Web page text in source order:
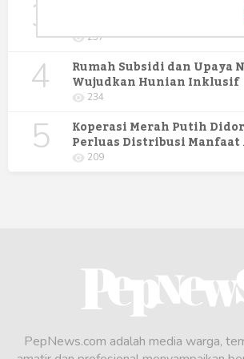
3 Digitalisasi Koperasi
Peluang Ekonomi Baru di
257
4 Rumah Subsidi dan Upaya
Wujudkan Hunian Inklusif
234
5 Koperasi Merah Putih
Perluas Distribusi Manfaat
209
PepNews.com adalah media warga,